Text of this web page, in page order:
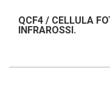
QCF4 / CELLULA
INFRAROSSI.